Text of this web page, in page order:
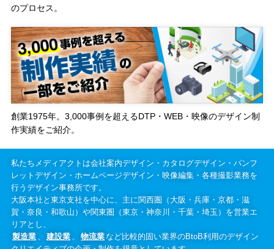
のプロセス。
創業1975年。3,000事例を超えるDTP・WEB・映像のデザイン制
作実績をご紹介。
私たちメディアクトは会社案内デザイン・カタログデザイン・パンフ
レットデザイン・ホームページデザイン・映像編集・各種撮影業務を
行うデザイン事務所です。
大阪本社と東京支社を中心に、主に関西圏（大阪・兵庫・京都・滋
賀・奈良・和歌山）や関東圏（東京・神奈川・千葉・埼玉）を営業エ
リアとし、
製造業 、 建設業 、 物流業など比較的固い業界のBtoB利用のデザイン